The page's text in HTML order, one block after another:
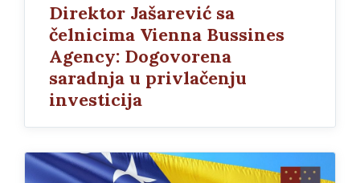
Direktor Jašarević sa
čelnicima Vienna Bussines
Agency: Dogovorena
saradnja u privlačenju
investicija